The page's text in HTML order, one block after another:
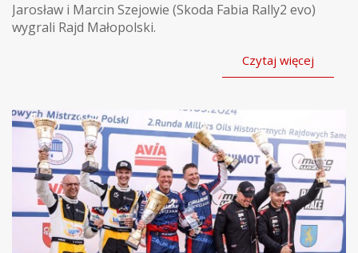
Jarosław i Marcin Szejowie (Skoda Fabia Rally2 evo)
wygrali Rajd Małopolski.
Czytaj więcej